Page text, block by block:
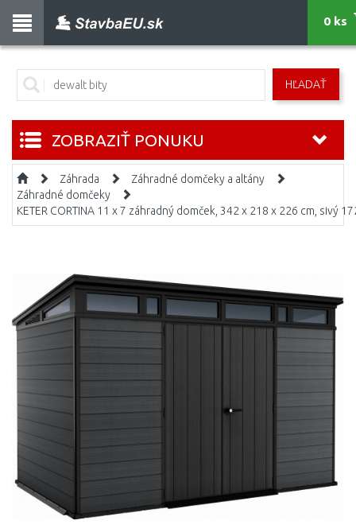
HĽADAŤ
0 ks
ZOBRAZIŤ PONUKU
Záhrada
Záhradné domčeky a altány
Záhradné domčeky
KETER CORTINA 11 x 7 záhradný domček, 342 x 218 x 226 cm, sivý